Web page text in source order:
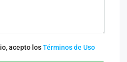
acepto losTérminos de Uso